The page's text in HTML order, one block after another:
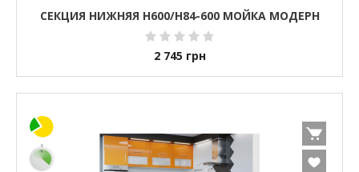
СЕКЦИЯ НИЖНЯЯ Н600/Н84-600 МОЙКА МОДЕРН
2 745 грн